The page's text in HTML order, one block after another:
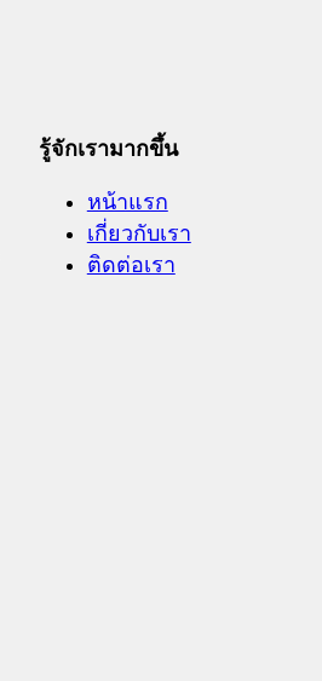
รู้จักเรามากขึ้น
หน้าแรก
เกี่ยวกับเรา
ติดต่อเรา